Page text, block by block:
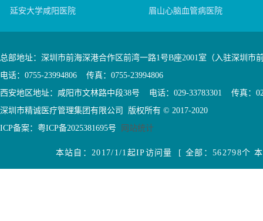
延安大学咸阳医院 眉山心脑血管病医院
总部地址：深圳市前海深港合作区前湾一路1号B座2001室（入驻深圳市
电话：0755-23994806 传真：0755-23994806
西安地区地址：咸阳市文林路中段38号 电话：029-33783301 传真：
深圳市精诚医疗管理集团有限公司 版权所有 © 2017-2020
ICP备案： 粤ICP备2025381695号 网站统计
本站自：2017/1/1起IP访问量 [ 全部：562798个